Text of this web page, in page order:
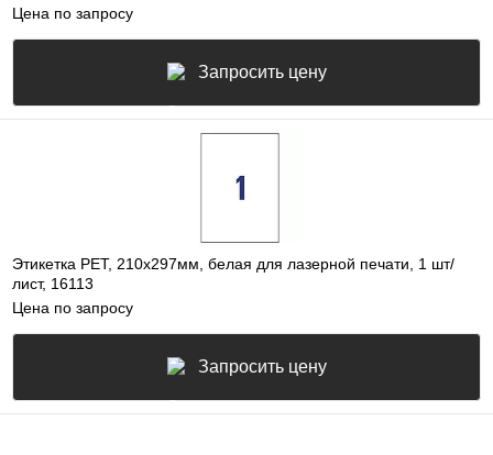
Цена по запросу
Запросить цену
Этикетка PET, 210х297мм, белая для лазерной печати, 1 шт/
лист, 16113
Цена по запросу
Запросить цену